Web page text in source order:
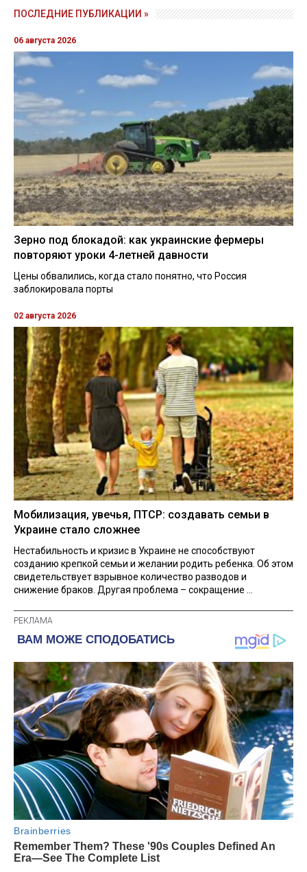
ПОСЛЕДНИЕ ПУБЛИКАЦИИ »
06 августа 2026
Зерно под блокадой: как украинские фермеры
повторяют уроки 4-летней давности
Цены обвалились, когда стало понятно, что Россия
заблокировала порты
02 августа 2026
Мобилизация, увечья, ПТСР: создавать семьи в
Украине стало сложнее
Нестабильность и кризис в Украине не способствуют
созданию крепкой семьи и желании родить ребенка. Об этом
свидетельствует взрывное количество разводов и
снижение браков. Другая проблема – сокращение ...